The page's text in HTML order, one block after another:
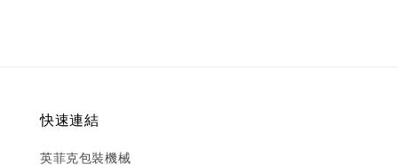
快速連結
英菲克包裝機械